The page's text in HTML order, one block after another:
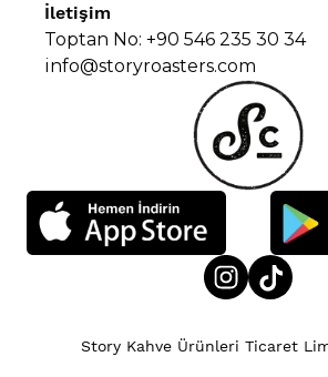
İletişim
Toptan No: +90 546 235 30 34
info@storyroasters.com
Story Kahve Ürünleri Ticaret